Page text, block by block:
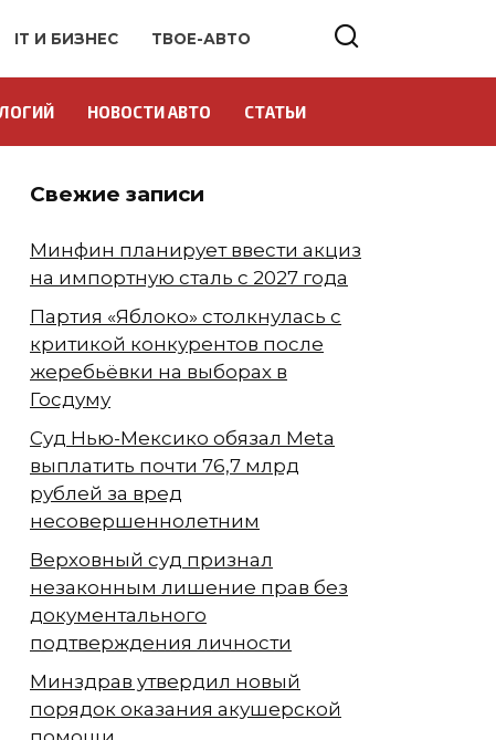
IT И БИЗНЕС ТВОЕ-АВТО
НОВОСТИ АВТО СТАТЬИ
Свежие записи
Минфин планирует ввести акциз
на импортную сталь с 2027 года
Партия «Яблоко» столкнулась с
критикой конкурентов после
жеребьёвки на выборах в
Госдуму
Суд Нью-Мексико обязал Meta
выплатить почти 76,7 млрд
рублей за вред
несовершеннолетним
Верховный суд признал
незаконным лишение прав без
документального
подтверждения личности
Минздрав утвердил новый
порядок оказания акушерской